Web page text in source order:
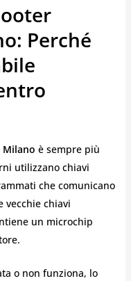
Perché
Milano è sempre più
utilizzano chiavi
che comunicano
vecchie chiavi
un microchip
o non funziona, lo